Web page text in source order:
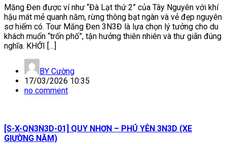
Măng Đen được ví như “Đà Lạt thứ 2” của Tây Nguyên với khí
hậu mát mẻ quanh năm, rừng thông bạt ngàn và vẻ đẹp nguyên
sơ hiếm có. Tour Măng Đen 3N3Đ là lựa chọn lý tưởng cho du
khách muốn “trốn phố”, tận hưởng thiên nhiên và thư giãn đúng
nghĩa. KHỞI […]
BY Cường
17/03/2026 10:35
no comment
[S-X-QN3N3D-01] QUY NHƠN – PHÚ YÊN 3N3D (XE
GIƯỜNG NẰM)